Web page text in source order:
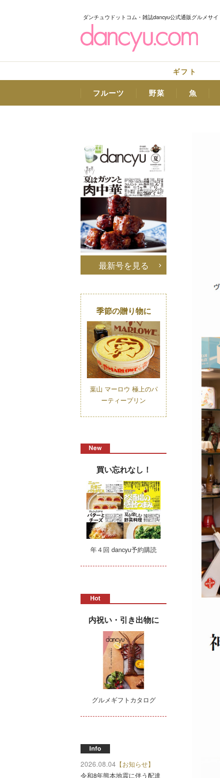
ダンチュウドットコム・雑誌dancyu公式通販グルメサイ
ギフト
フルーツ 野菜 魚
最新号を見る
季節の贈り物に
葉山 マーロウ 極上のパ
ーティープリン
買い忘れなし！
年４回 dancyu予約購読
内祝い・引き出物に
グルメギフトカタログ
2026.08.04 【お知らせ】
令和8年熊本地震に伴う配達